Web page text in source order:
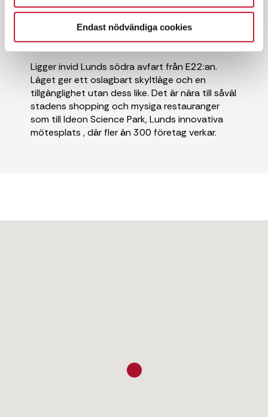
Endast nödvändiga cookies
Ligger invid Lunds södra avfart från E22:an.
Läget ger ett oslagbart skyltläge och en
tillgänglighet utan dess like. Det är nära till såväl
stadens shopping och mysiga restauranger
som till Ideon Science Park, Lunds innovativa
mötesplats , där fler än 300 företag verkar.